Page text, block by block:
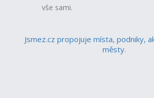
vše sami.
Jsmez.cz propojuje místa, podniky,
městy.